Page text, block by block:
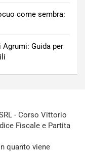
come sembra:
Guida per
- Corso Vittorio
Fiscale e Partita
quanto viene